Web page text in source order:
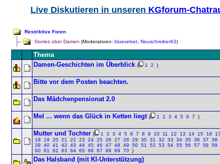
Live Diskutieren in unseren KGforum-
Restriktive Foren
Stories über Damen (Moderatoren: bluevelvet Neuschreiber63)
Thema
Damen-Geschichten im Überblick ( 1 2 )
Bitte vor dem Posten beachten.
Das Mädchenpensionat 2.0
Mel ... wenn das Glück in Ketten liegt ( 1 2 3 4 5 6 7 )
Mutter und Tochter ( 1 2 3 4 5 6 7 8 9 10 11 12 13 14 15 16
18
19 20 21 22 23 24 25 26 27 28 29 30 31 32 33 34 35 36 37
38
39
40 41 42 43 44 45 46 47 48 49 50 51 52 53 54 55 56 57 58
59
60 61 62 63 64 65 66 67 68 69 70 )
Das Halsband (mit KI-Unterstützung)